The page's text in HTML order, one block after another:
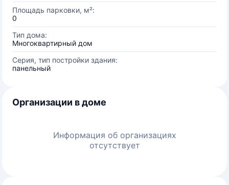
Площадь парковки, м²:
0
Тип дома:
Многоквартирный дом
Серия, тип постройки здания:
панельный
Организации в доме
Информация об организациях
отсутствует